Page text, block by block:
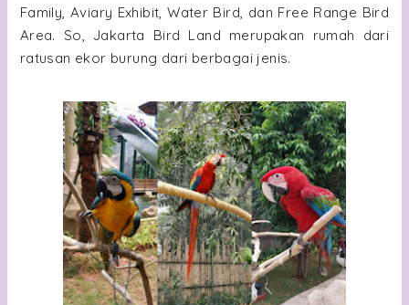
Family, Aviary Exhibit, Water Bird, dan Free Range Bird
Area. So, Jakarta Bird Land merupakan rumah dari
ratusan ekor burung dari berbagai jenis.